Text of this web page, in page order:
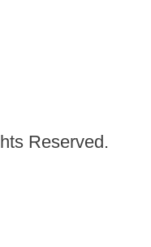
Reserved.